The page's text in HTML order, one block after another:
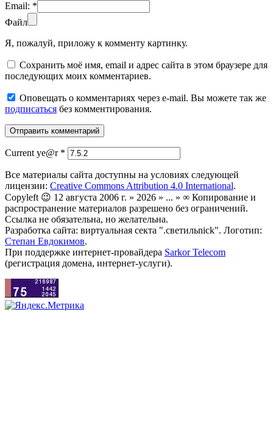
Email: *
Файл
Я, пожалуй, приложу к комменту картинку.
Сохранить моё имя, email и адрес сайта в этом браузере для
последующих моих комментариев.
Оповещать о комментариях через e-mail. Вы можете так же
подписаться без комментирования.
Current ye@r *
Все материалы сайта доступны на условиях следующей
лицензии: Creative Commons Attribution 4.0 International.
Copyleft 😉 12 августа 2006 г. » 2026 » ... » ∞ Копирование и
распространение материалов разрешено без ограничений.
Ссылка не обязательна, но желательна.
Разработка сайта: виртуальная секта ".светильnick". Логотип:
Степан Евдокимов.
При поддержке интернет-провайдера Sarkor Telecom
(регистрация домена, интернет-услуги).